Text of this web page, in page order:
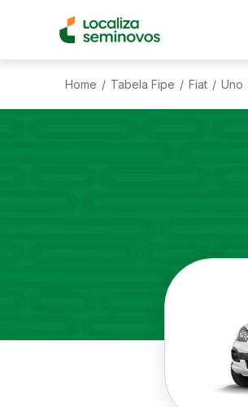
Home / Tabela Fipe / Fiat / Uno